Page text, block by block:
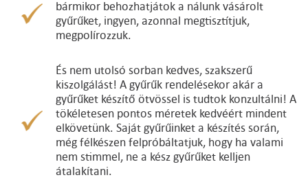
bármikor behozhatjátok a nálunk vásárolt
gyűrűket, ingyen, azonnal megtisztítjuk,
megpolírozzuk.
És nem utolsó sorban kedves, szakszerű
kiszolgálást! A gyűrűk rendelésekor akár a
gyűrűket készítő ötvössel is tudtok konzultálni! A
tökéletesen pontos méretek kedvéért mindent
elkövetünk. Saját gyűrűinket a készítés során,
még félkészen felpróbáltatjuk, hogy ha valami
nem stimmel, ne a kész gyűrűket kelljen
átalakítani.